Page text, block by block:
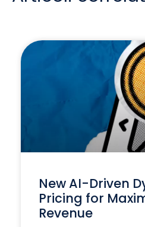
New AI-Driven
Pricing for
Revenue